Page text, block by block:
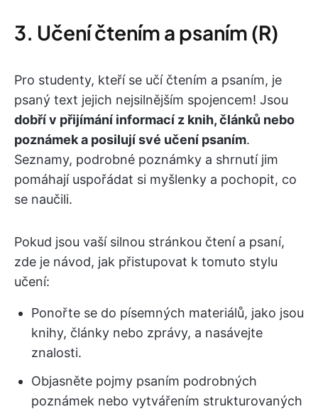
3. Učení čtením a psaním (R)
Pro studenty, kteří se učí čtením a psaním, je
psaný text jejich nejsilnějším spojencem! Jsou
dobří v přijímání informací z knih, článků nebo
poznámek a posilují své učení psaním.
Seznamy, podrobné poznámky a shrnutí jim
pomáhají uspořádat si myšlenky a pochopit, co
se naučili.
Pokud jsou vaší silnou stránkou čtení a psaní,
zde je návod, jak přistupovat k tomuto stylu
učení:
Ponořte se do písemných materiálů, jako jsou
knihy, články nebo zprávy, a nasávejte
znalosti.
Objasněte pojmy psaním podrobných
poznámek nebo vytvářením strukturovaných